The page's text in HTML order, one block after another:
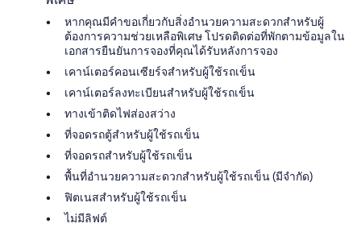
หากคุณมีคำขอเกี่ยวกับสิ่งอำนวยความสะดวกสำหรับผู้
ต้องการความช่วยเหลือพิเศษ โปรดติดต่อที่พักตามข้อมูลใน
เอกสารยืนยันการจองที่คุณได้รับหลังการจอง
เคาน์เตอร์คอนเซียร์จสำหรับผู้ใช้รถเข็น
เคาน์เตอร์ลงทะเบียนสำหรับผู้ใช้รถเข็น
ทางเข้าติดไฟส่องสว่าง
ที่จอดรถตู้สำหรับผู้ใช้รถเข็น
ที่จอดรถสำหรับผู้ใช้รถเข็น
พื้นที่อำนวยความสะดวกสำหรับผู้ใช้รถเข็น (มีจำกัด)
ฟิตเนสสำหรับผู้ใช้รถเข็น
ไม่มีลิฟต์